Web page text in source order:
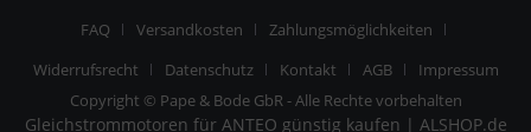
FAQ Versandkosten
Zahlungsmöglichkeiten
Widerrufsrecht
Datenschutz Kontakt AGB
Impressum
Copyright © Pape & Bode GbR - Alle Rechte vorbehalten
Gleichstrommotoren für ANTEO günstig kaufen | ALSHOP.de